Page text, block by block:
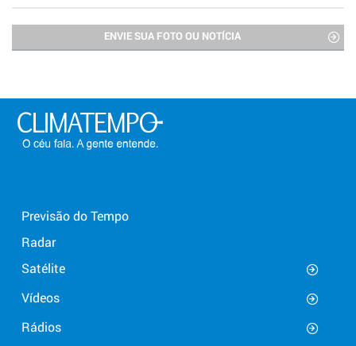
ENVIE SUA FOTO OU NOTÍCIA
Previsão do Tempo
Radar
Satélite
Vídeos
Rádios